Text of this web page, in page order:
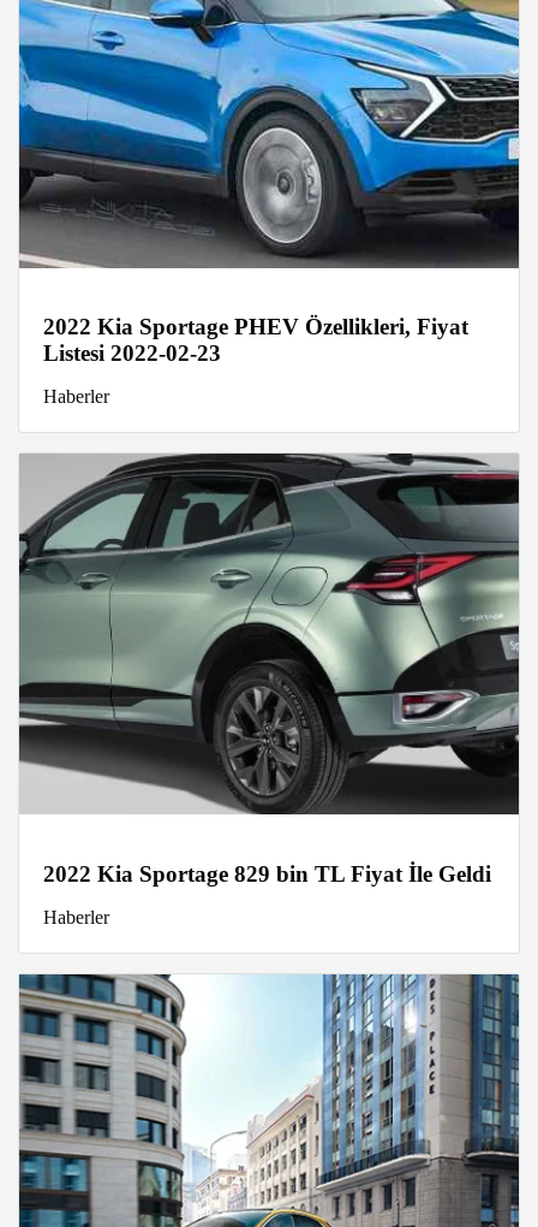
2022 Kia Sportage PHEV Özellikleri, Fiyat
Listesi 2022-02-23
Haberler
2022 Kia Sportage 829 bin TL Fiyat İle Geldi
Haberler